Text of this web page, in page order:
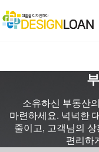
소유하신 부동산
마련하세요. 넉넉한
줄이고, 고객님의
편리하